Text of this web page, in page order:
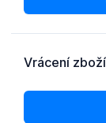
PODSEDÁKY NA
PODSTAVCE